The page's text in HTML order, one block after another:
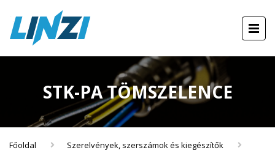
STK-PA TÖMSZELENCE
Főoldal
Szerelvények, szerszámok és kiegészítők